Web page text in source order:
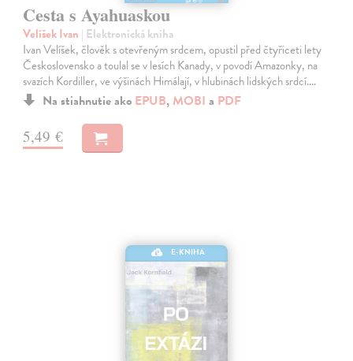
Cesta s Ayahuaskou
Velíšek Ivan | Elektronická kniha
Ivan Velíšek, člověk s otevřeným srdcem, opustil před čtyřiceti lety
Československo a toulal se v lesích Kanady, v povodí Amazonky, na
svazích Kordiller, ve výšinách Himálají, v hlubinách lidských srdcí.…
Na stiahnutie ako EPUB, MOBI a PDF
5,49 €
E-KNIHA